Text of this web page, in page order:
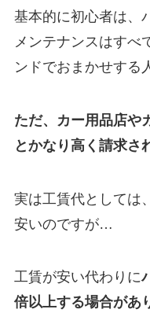
基本的に初心者は、
メンテナンスはすべ
ンドでおまかせする
ただ、カー用品店や
とかなり高く請求さ
実は工賃代としては
安いのですが…
工賃が安い代わりに
倍以上する場合があ